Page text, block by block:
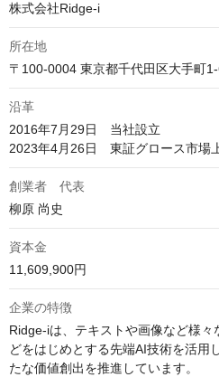
株式会社Ridge-i
所在地
〒100-0004 東京都千代田区大手町
沿革
2016年7月29日　当社設立
2023年4月26日　東証グロース市場
創業者 代表
柳原 尚史
資本金
11,609,900円
企業の特徴
Ridge-iは、テキストや画像など様
どをはじめとする先端AI技術を活用
たな価値創出を推進しています。